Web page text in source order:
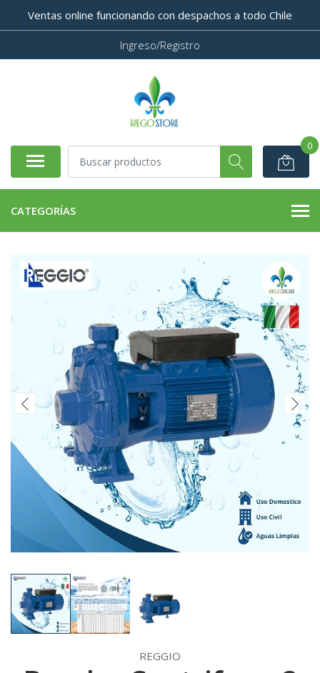
Ventas online funcionando con despachos a todo Chile
Ingreso/Registro
0
CATEGORÍAS
REGGIO